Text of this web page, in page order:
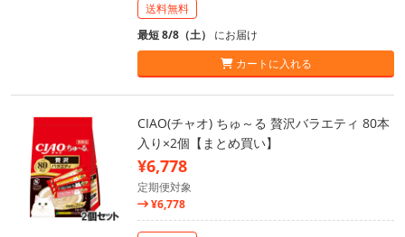
送料無料
最短 8/8（土） にお届け
カートに入れる
CIAO(チャオ) ちゅ～る 贅沢バラエティ 80本
入り×2個【まとめ買い】
¥6,778
定期便対象
¥6,778